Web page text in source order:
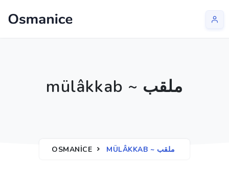
mülâkkab ~ ملقب
OSMANICE MÜLÂKKAB ~ ملقب